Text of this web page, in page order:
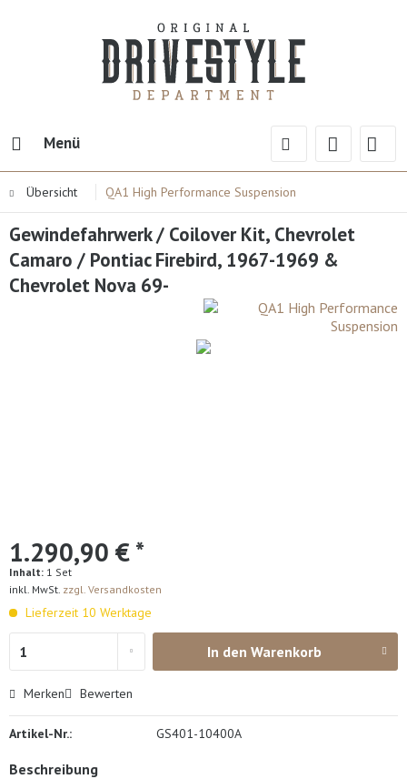
Menü
Übersicht QA1 High Performance Suspension
Gewindefahrwerk / Coilover Kit, Chevrolet
Camaro / Pontiac Firebird, 1967-1969 &
Chevrolet Nova 69-
1.290,90 € *
Inhalt: 1 Set
inkl. MwSt. zzgl. Versandkosten
Lieferzeit 10 Werktage
In den Warenkorb
Merken Bewerten
Artikel-Nr.: GS401-10400A
Beschreibung